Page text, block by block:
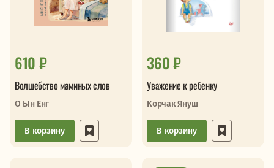
610 ₽
Волшебство маминых слов
О Ын Енг
В корзину
360 ₽
Уважение к ребенку
Корчак Януш
В корзину